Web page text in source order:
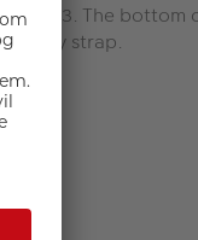
2093. The
carry strap.